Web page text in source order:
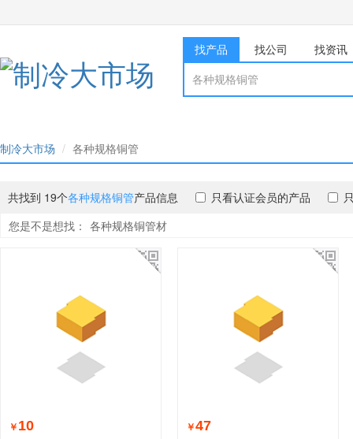
找产品 找公司 找资讯
制冷大市场 各种规格铜管
共找到 19个各种规格铜管产品信息 只看认证会员的产品
您是不是想找： 各种规格铜管材
￥ 10 ￥47